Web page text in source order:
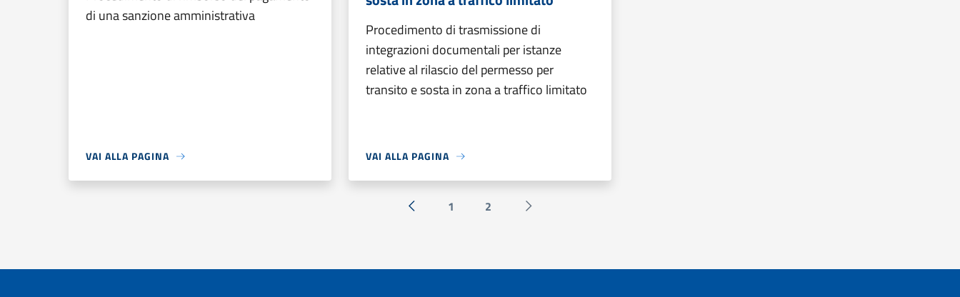
di una sanzione amministrativa
VAI ALLA PAGINA
Procedimento di trasmissione di
integrazioni documentali per istanze
relative al rilascio del permesso per
transito e sosta in zona a traffico limitato
VAI ALLA PAGINA
« Precedente
1 2
Successiva »